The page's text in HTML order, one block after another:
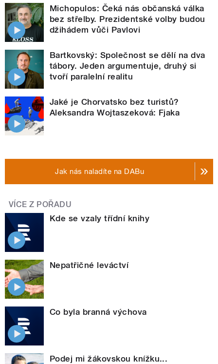
Michopulos: Čeká nás občanská válka
bez střelby. Prezidentské volby budou
džihádem vůči Pavlovi
Bartkovský: Společnost se dělí na dva
tábory. Jeden argumentuje, druhý si
tvoří paralelní realitu
Jaké je Chorvatsko bez turistů?
Aleksandra Wojtaszeková: Fjaka
Jak nás naladíte na DABu
VÍCE Z POŘADU
Kde se vzaly třídní knihy
Nepatřičné leváctví
Co byla branná výchova
Podej mi žákovskou knížku...